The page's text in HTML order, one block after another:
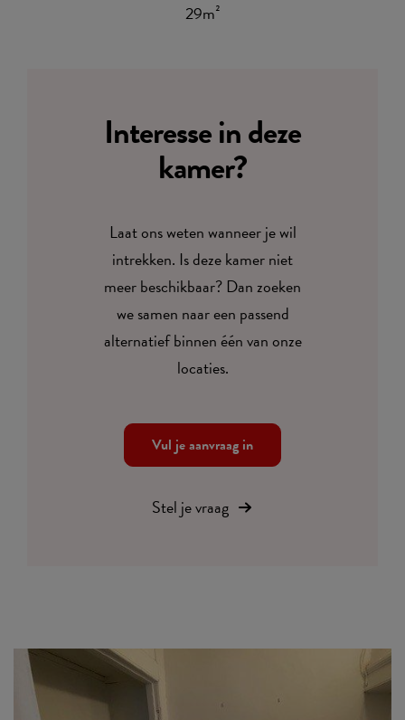
29m²
Interesse in deze
kamer?
Laat ons weten wanneer je wil
intrekken. Is deze kamer niet
meer beschikbaar? Dan zoeken
we samen naar een passend
alternatief binnen één van onze
locaties.
Vul je aanvraag in
Stel je vraag